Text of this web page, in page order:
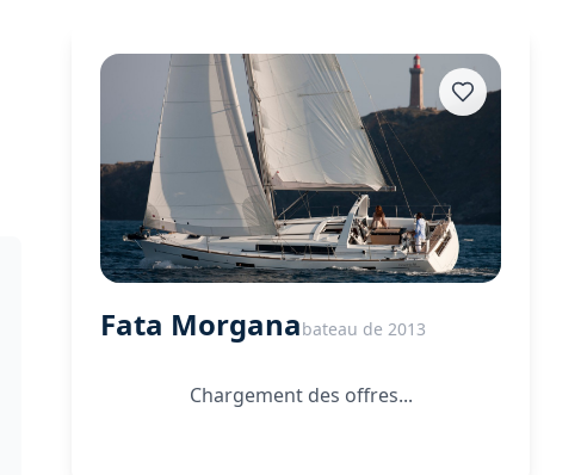
Fata Morganabateau de 2013
Chargement des offres...